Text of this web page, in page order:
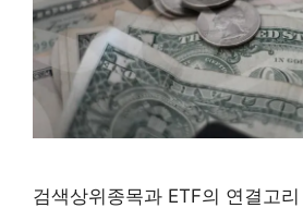
검색상위종목과 ETF의 연결고